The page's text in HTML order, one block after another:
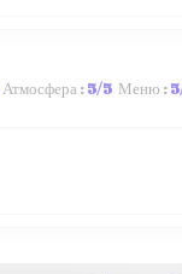
Атмосфера :5/5 Меню :5